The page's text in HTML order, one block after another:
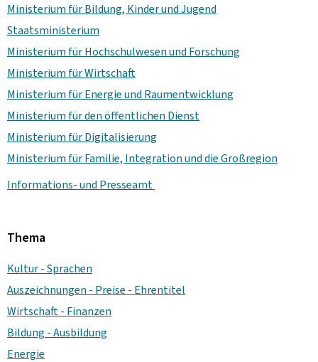
Ministerium für Bildung, Kinder und Jugend
Staatsministerium
Ministerium für Hochschulwesen und Forschung
Ministerium für Wirtschaft
Ministerium für Energie und Raumentwicklung
Ministerium für den öffentlichen Dienst
Ministerium für Digitalisierung
Ministerium für Familie, Integration und die Großregion
Informations- und Presseamt
Thema
Kultur - Sprachen
Auszeichnungen - Preise - Ehrentitel
Wirtschaft - Finanzen
Bildung - Ausbildung
Energie